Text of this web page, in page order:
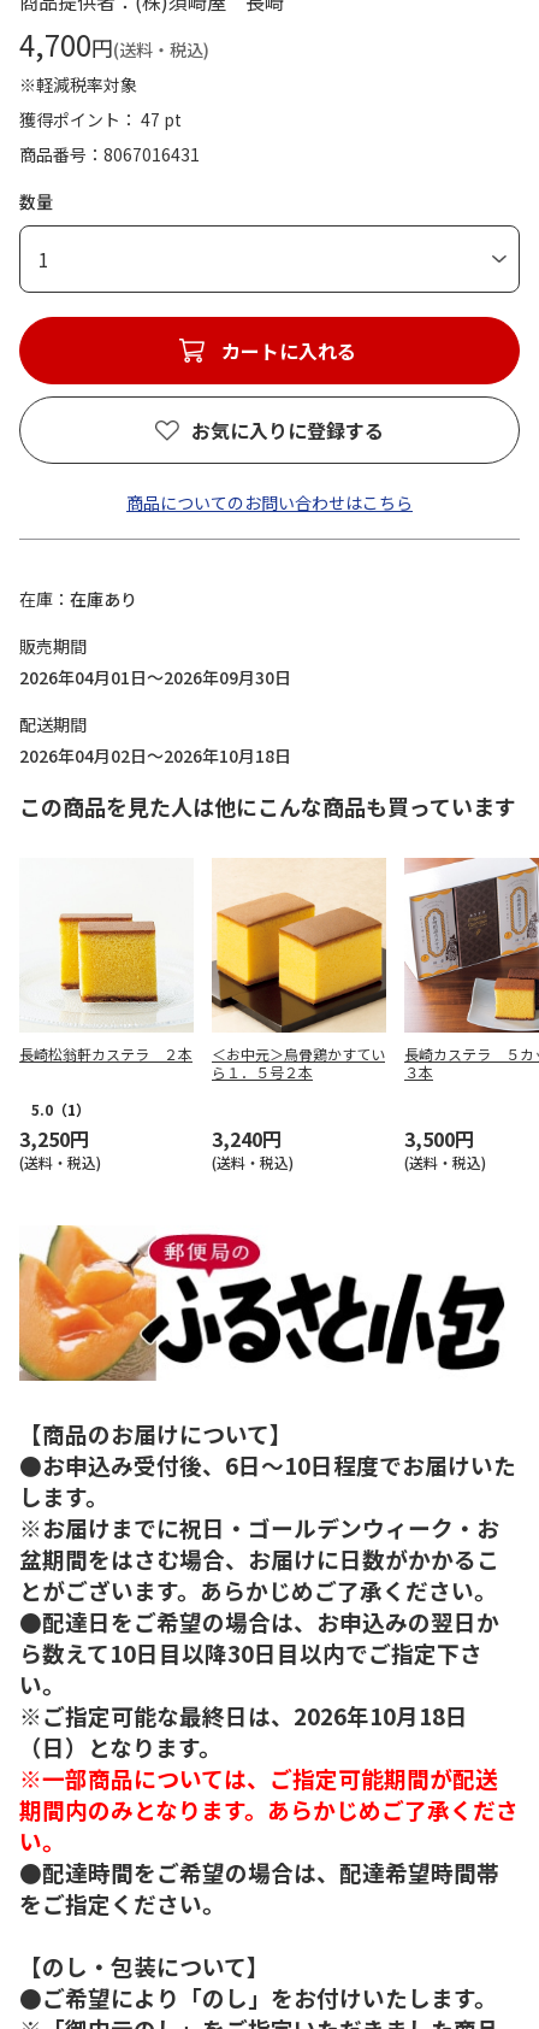
4,700円(送料・税込)
※軽減税率対象
獲得ポイント： 47 pt
商品番号
8067016431
数量
1
カートに入れる
お気に入りに登録する
商品についてのお問い合わせはこちら
在庫
在庫あり
販売期間
2026年04月01日～2026年09月30日
配送期間
2026年04月02日～2026年10月18日
この商品を見た人は他にこんな商品も買っています
長崎松翁軒カステラ ２本
5.0 （1）
3,250円
(送料・税込)
＜お中元＞烏骨鶏かすてい
ら１．５号２本
3,240円
(送料・税込)
長崎カステラ ５
３本
3,500円
(送料・税込)
【商品のお届けについて】
●お申込み受付後、6日～10日程度でお届けいた
します。
※お届けまでに祝日・ゴールデンウィーク・お
盆期間をはさむ場合、お届けに日数がかかるこ
とがございます。あらかじめご了承ください。
●配達日をご希望の場合は、お申込みの翌日か
ら数えて10日目以降30日目以内でご指定下さ
い。
※ご指定可能な最終日は、2026年10月18日
（日）となります。
※一部商品については、ご指定可能期間が配送
期間内のみとなります。あらかじめご了承くださ
い。
●配達時間をご希望の場合は、配達希望時間帯
をご指定ください。
【のし・包装について】
●ご希望により「のし」をお付けいたします。